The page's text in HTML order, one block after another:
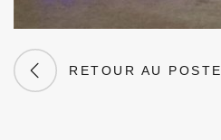
RETOUR AU POSTE